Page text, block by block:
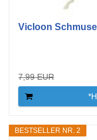
Vicloon
7,99 EUR
BESTSELLER NR. 2